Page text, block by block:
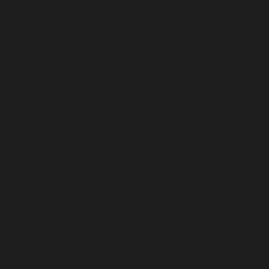
Saint-Julien AOC.